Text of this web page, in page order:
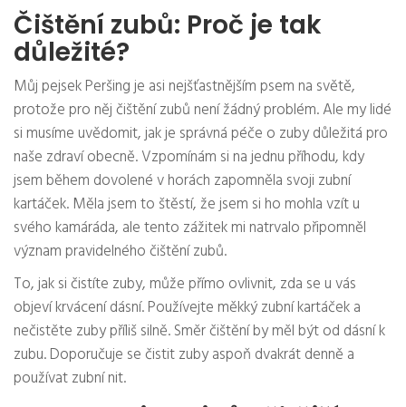
Čištění zubů: Proč je tak
důležité?
Můj pejsek Peršing je asi nejšťastnějším psem na světě,
protože pro něj čištění zubů není žádný problém. Ale my lidé
si musíme uvědomit, jak je správná péče o zuby důležitá pro
naše zdraví obecně. Vzpomínám si na jednu příhodu, kdy
jsem během dovolené v horách zapomněla svoji zubní
kartáček. Měla jsem to štěstí, že jsem si ho mohla vzít u
svého kamáráda, ale tento zážitek mi natrvalo připomněl
význam pravidelného čištění zubů.
To, jak si čistíte zuby, může přímo ovlivnit, zda se u vás
objeví krvácení dásní. Používejte měkký zubní kartáček a
nečistěte zuby příliš silně. Směr čištění by měl být od dásní k
zubu. Doporučuje se čistit zuby aspoň dvakrát denně a
používat zubní nit.